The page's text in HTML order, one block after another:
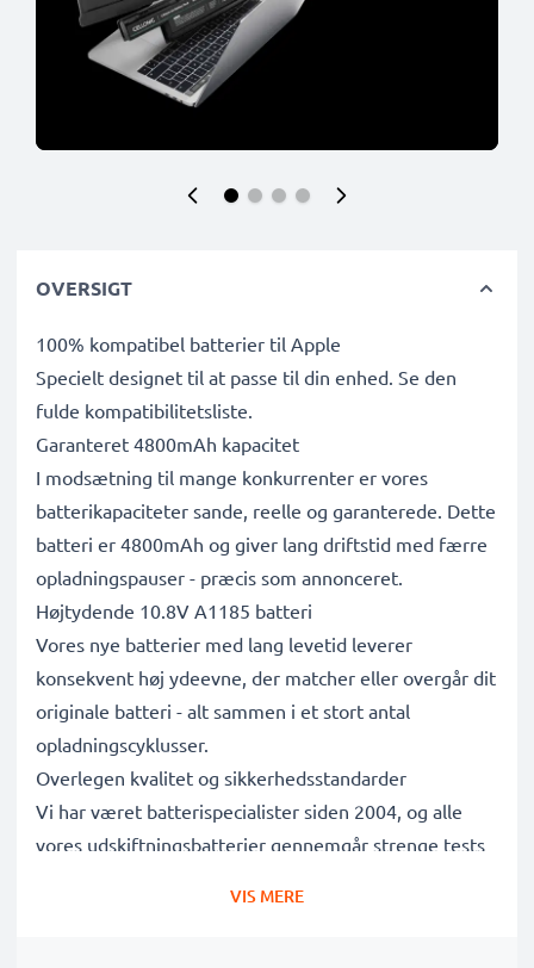
OVERSIGT
100% kompatibel batterier til Apple
Specielt designet til at passe til din enhed. Se den
fulde kompatibilitetsliste.
Garanteret 4800mAh kapacitet
I modsætning til mange konkurrenter er vores
batterikapaciteter sande, reelle og garanterede. Dette
batteri er 4800mAh og giver lang driftstid med færre
opladningspauser - præcis som annonceret.
Højtydende 10.8V A1185 batteri
Vores nye batterier med lang levetid leverer
konsekvent høj ydeevne, der matcher eller overgår dit
originale batteri - alt sammen i et stort antal
opladningscyklusser.
Overlegen kvalitet og sikkerhedsstandarder
Vi har været batterispecialister siden 2004, og alle
vores udskiftningsbatterier gennemgår strenge tests
VIS MERE